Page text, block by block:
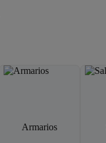
Armarios